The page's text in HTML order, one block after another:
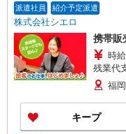
派遣社員 紹介予定派遣
株式会社シエロ
携帯販
時
残業代
+゜・
万円支給(規定有) お
ィブ支給(規定有) ★月
有）★
福
キープ